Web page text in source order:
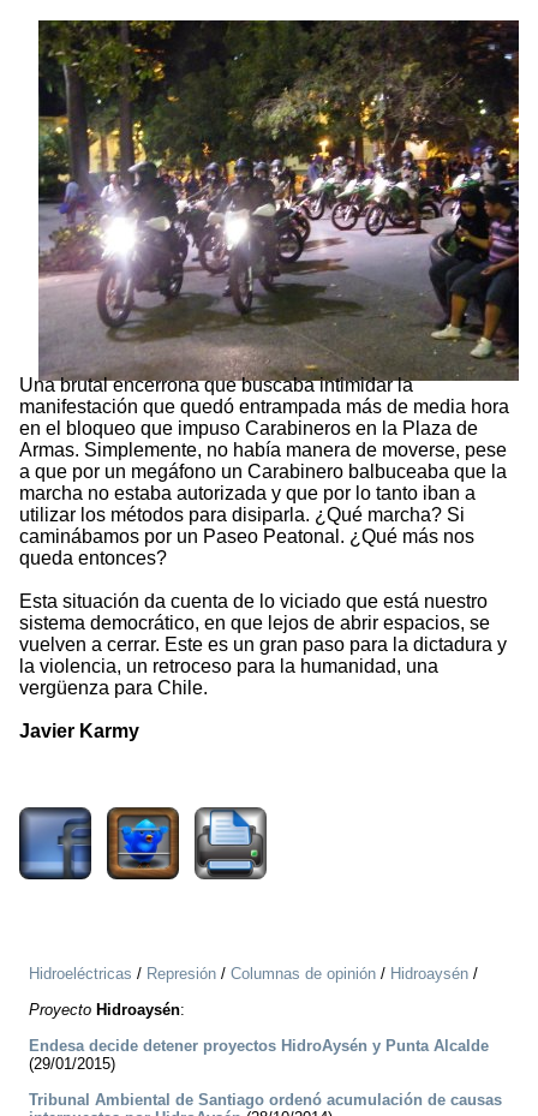
Una brutal encerrona que buscaba intimidar la
manifestación que quedó entrampada más de media hora
en el bloqueo que impuso Carabineros en la Plaza de
Armas. Simplemente, no había manera de moverse, pese
a que por un megáfono un Carabinero balbuceaba que la
marcha no estaba autorizada y que por lo tanto iban a
utilizar los métodos para disiparla. ¿Qué marcha? Si
caminábamos por un Paseo Peatonal. ¿Qué más nos
queda entonces?
Esta situación da cuenta de lo viciado que está nuestro
sistema democrático, en que lejos de abrir espacios, se
vuelven a cerrar. Este es un gran paso para la dictadura y
la violencia, un retroceso para la humanidad, una
vergüenza para Chile.
Javier Karmy
Hidroeléctricas / Represión / Columnas de opinión / Hidroaysén /
Proyecto Hidroaysén:
Endesa decide detener proyectos HidroAysén y Punta Alcalde
(29/01/2015)
Tribunal Ambiental de Santiago ordenó acumulación de causas